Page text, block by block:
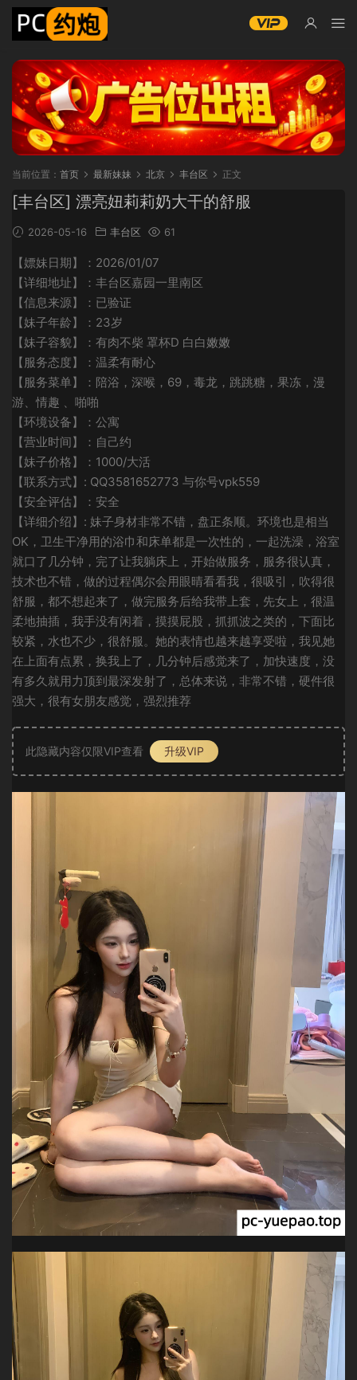
当前位置： 首页 最新妹妹 北京 丰台区 正文
[丰台区] 漂亮妞莉莉奶大干的舒服
2026-05-16 丰台区 61
【嫖妹日期】：2026/01/07
【详细地址】：丰台区嘉园一里南区
【信息来源】：已验证
【妹子年龄】：23岁
【妹子容貌】：有肉不柴 罩杯D 白白嫩嫩
【服务态度】：温柔有耐心
【服务菜单】：陪浴，深喉，69，毒龙，跳跳糖，果冻，漫
游、情趣 、啪啪
【环境设备】：公寓
【营业时间】：自己约
【妹子价格】：1000/大活
【联系方式】: QQ3581652773 与你号vpk559
【安全评估】：安全
【详细介绍】: 妹子身材非常不错，盘正条顺。环境也是相当
OK，卫生干净用的浴巾和床单都是一次性的，一起洗澡，浴室
就口了几分钟，完了让我躺床上，开始做服务，服务很认真，
技术也不错，做的过程偶尔会用眼晴看看我，很吸引，吹得很
舒服，都不想起来了，做完服务后给我带上套，先女上，很温
柔地抽插，我手没有闲着，摸摸屁股，抓抓波之类的，下面比
较紧，水也不少，很舒服。她的表情也越来越享受啦，我见她
在上面有点累，换我上了，几分钟后感觉来了，加快速度，没
有多久就用力顶到最深发射了，总体来说，非常不错，硬件很
强大，很有女朋友感觉，强烈推荐
此隐藏内容仅限VIP查看 升级VIP